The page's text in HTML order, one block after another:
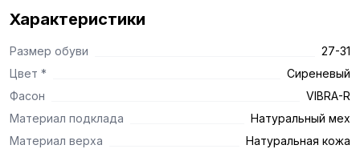
Характеристики
Размер обуви
27-31
Цвет *
Сиреневый
Фасон
VIBRA-R
Материал подклада
Натуральный мех
Материал верха
Натуральная кожа